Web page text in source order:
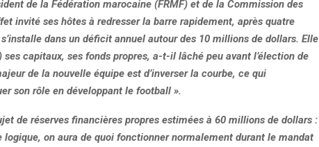
de la Fédération marocaine (FRMF) et de la Commission des
invité ses hôtes à redresser la barre rapidement, après quatre
dans un déficit annuel autour des 10 millions de dollars. Elle
capitaux, ses fonds propres, a-t-il lâché peu avant l’élection de
de la nouvelle équipe est d’inverser la courbe, ce qui
son rôle en développant le football ».
de réserves financières propres estimées à 60 millions de dollars :
logique, on aura de quoi fonctionner normalement durant le mandat